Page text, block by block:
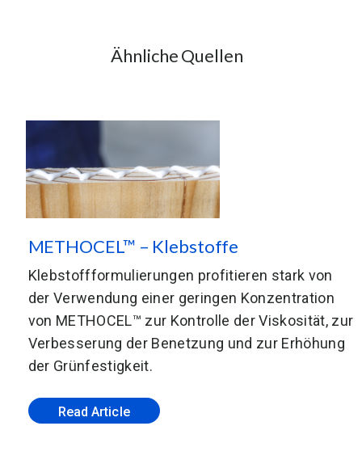
Ähnliche Quellen
METHOCEL™ – Klebstoffe
Klebstoffformulierungen profitieren stark von
der Verwendung einer geringen Konzentration
von METHOCEL™ zur Kontrolle der Viskosität, zur
Verbesserung der Benetzung und zur Erhöhung
der Grünfestigkeit.
Read Article